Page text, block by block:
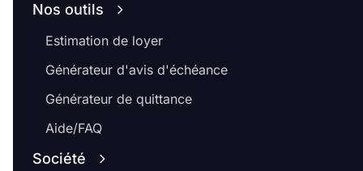
Nos outils
Estimation de loyer
Générateur d'avis d'échéance
Générateur de quittance
Aide/FAQ
Société